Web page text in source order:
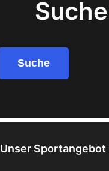
Suche
Unser Sportangebot